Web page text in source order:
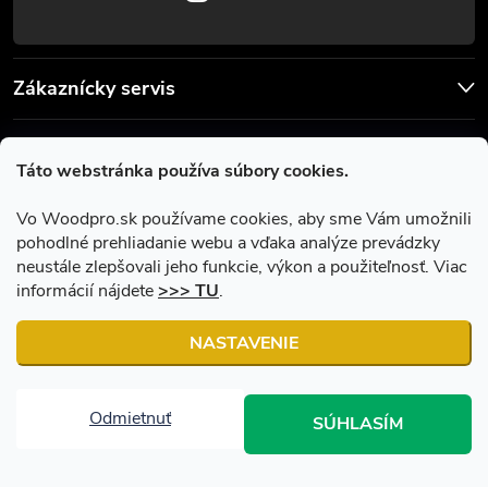
Táto webstránka používa súbory cookies.
Vo Woodpro.sk používame cookies, aby sme Vám umožnili
pohodlné prehliadanie webu a vďaka analýze prevádzky
neustále zlepšovali jeho funkcie, výkon a použiteľnosť. Viac
informácií nájdete>>> TU.
NASTAVENIE
Odmietnuť SÚHLASÍM
Zákaznícky servis
Facebook
Copyright 2026Woodpro.sk. Všetky práva vyhradené.Upraviť
nastavenie cookies